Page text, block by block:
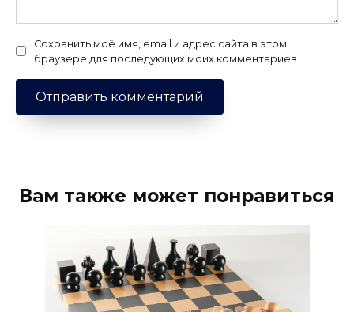
Сохранить моё имя, email и адрес сайта в этом
браузере для последующих моих комментариев.
Вам также может понравиться